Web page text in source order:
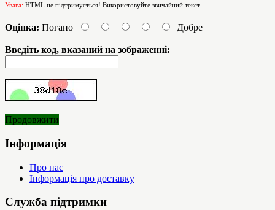
Увага: HTML не підтримується! Використовуйте звичайний текст.
Оцінка: Погано Добре
Введіть код, вказаний на зображенні:
Продовжити
Інформація
Про нас
Інформація про доставку
Служба підтримки